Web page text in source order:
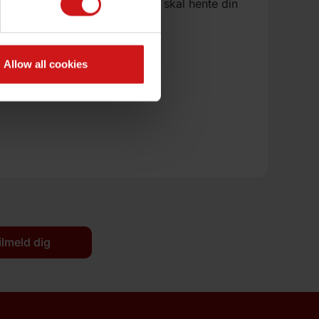
Allow all cookies
Det betyder, at du ikke skal hente din
dig